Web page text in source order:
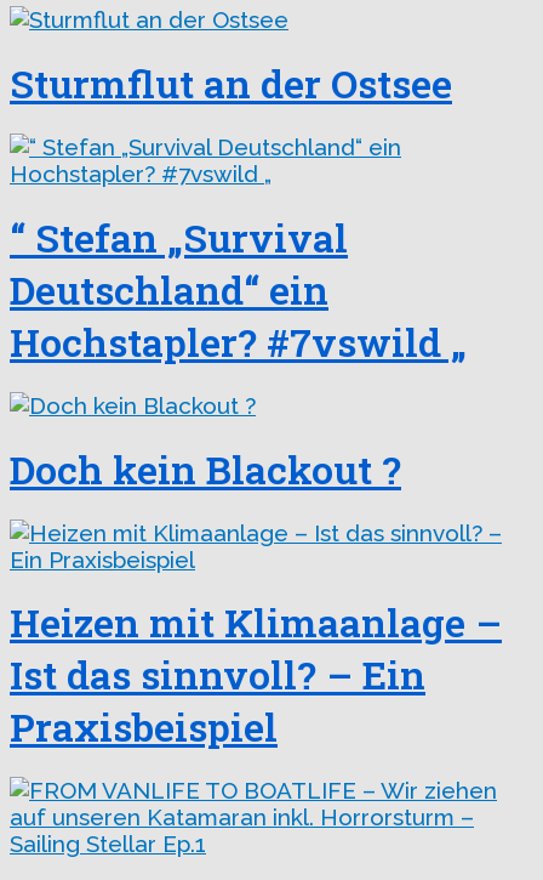
Sturmflut an der Ostsee
“ Stefan „Survival
Deutschland“ ein
Hochstapler? #7vswild „
Doch kein Blackout ?
Heizen mit Klimaanlage –
Ist das sinnvoll? – Ein
Praxisbeispiel